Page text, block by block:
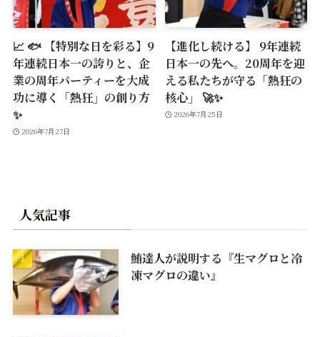
📈 🐟 【特別な日を彩る】9
年連続日本一の誇りと、企
業の周年パーティーを大成
功に導く「熱狂」の創り方
✨
2026年7月27日
【進化し続ける】 9年連続
日本一の先へ。20周年を迎
える私たちが守る「熱狂の
核心」 🚀✨
2026年7月25日
人気記事
鮪達人が説明する『生マグロと冷
凍マグロの違い』